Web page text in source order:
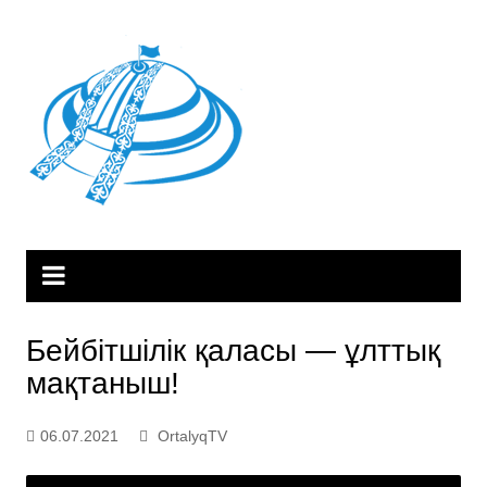
Бейбітшілік қаласы — ұлттық
мақтаныш!
06.07.2021 OrtalyqTV